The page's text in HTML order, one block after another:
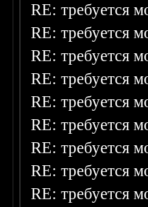
RE: требуется
RE: требуется
RE: требуется
RE: требуется
RE: требуется
RE: требуется
RE: требуется
RE: требуется
RE: требуется